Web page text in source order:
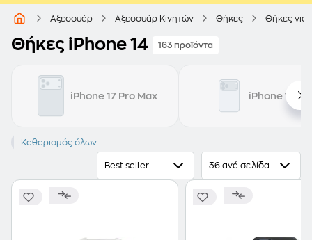
Αξεσουάρ Αξεσουάρ Κινητών Θήκες Θήκες για
Θήκες iPhone 14 163 προϊόντα
iPhone 17 Pro Max iPhone 17
iPhone 14
Καθαρισμός όλων
Best seller 36 ανά σελίδα